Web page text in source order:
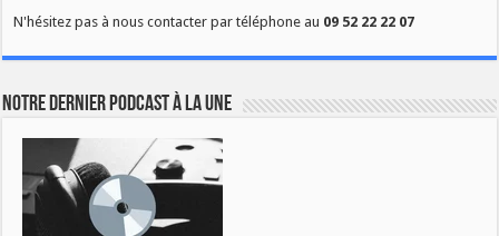
N'hésitez pas à nous contacter par téléphone au 09 52 22 22 07
Notre dernier podcast à la une